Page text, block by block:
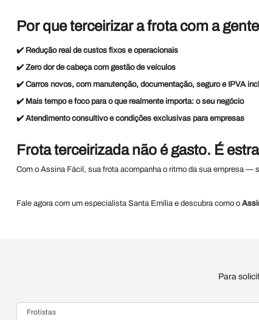
Por que terceirizar a frota com a
✔️ Redução real de custos fixos e operacionais
✔️ Zero dor de cabeça com gestão de veículos
✔️ Carros novos, com manutenção, documentação, seguro e IPVA
✔️ Mais tempo e foco para o que realmente importa: o seu negócio
✔️ Atendimento consultivo e condições exclusivas para empresas
Frota terceirizada não é gasto. É
Com o Assina Fácil, sua frota acompanha o ritmo da sua empresa
Fale agora com um especialista Santa Emília e descubra como o
Para